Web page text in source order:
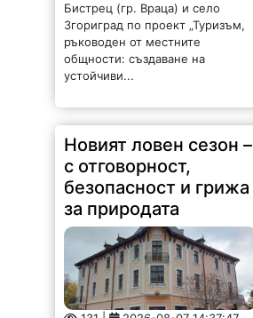
Бистрец (гр. Враца) и село
Згориград по проект „Туризъм,
ръководен от местните
общности: създаване на
устойчиви...
Новият ловен сезон –
с отговорност,
безопасност и грижа
за природата